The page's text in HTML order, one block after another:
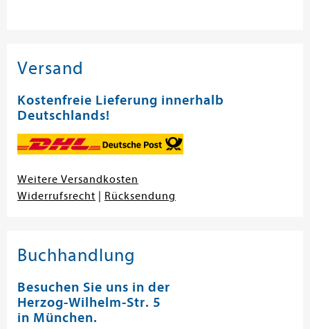
Versand
Kostenfreie Lieferung innerhalb
Deutschlands!
Weitere Versandkosten
Widerrufsrecht
Rücksendung
Buchhandlung
Besuchen Sie uns in der
Herzog-Wilhelm-Str. 5
in München.